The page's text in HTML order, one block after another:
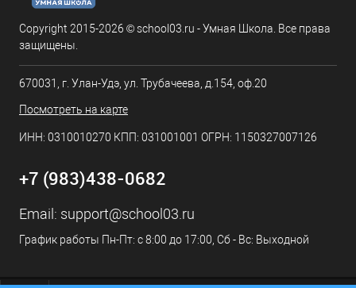
Copyright 2015-2026 © school03.ru - Умная Школа. Все права
защищены.
670031, г. Улан-Удэ, ул. Трубачеева, д.154, оф.20
Посмотреть на карте
ИНН: 0310010270 КПП: 031001001 ОГРН: 1150327007126
+7 (983)438-0682
Email: support@school03.ru
График работы Пн-Пт: с 8:00 до 17:00, Сб - Вс: Выходной